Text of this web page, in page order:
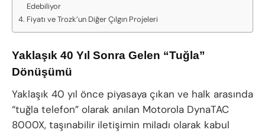
Edebiliyor
Fiyatı ve Trozk’un Diğer Çılgın Projeleri
Yaklaşık 40 Yıl Sonra Gelen “Tuğla”
Dönüşümü
Yaklaşık 40 yıl önce piyasaya çıkan ve halk arasında
“tuğla telefon” olarak anılan Motorola DynaTAC
8000X, taşınabilir iletişimin miladı olarak kabul